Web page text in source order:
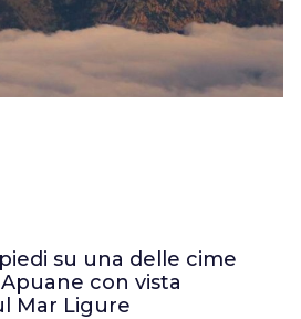
su una delle cime
con vista
Mar Ligure